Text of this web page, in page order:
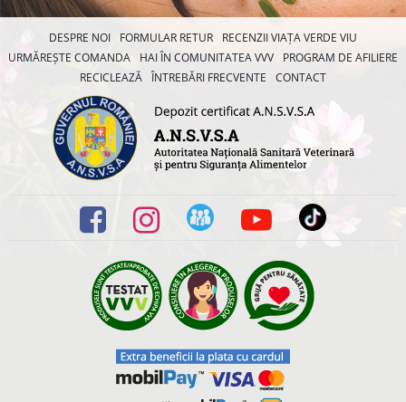
DESPRE NOI FORMULAR RETUR
RECENZII VIAȚA VERDE VIU
URMĂREȘTE COMANDA
HAI ÎN COMUNITATEA VVV
PROGRAM DE AFILIERE
RECICLEAZĂ ÎNTREBĂRI FRECVENTE CONTACT